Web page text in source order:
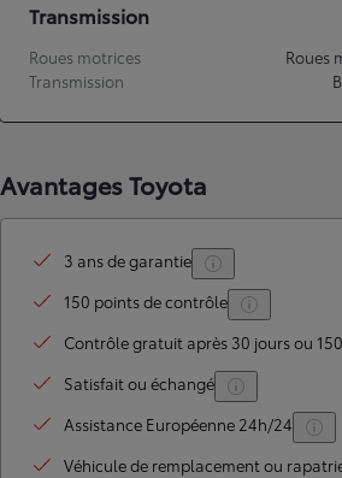
Transmission
Roues motrices
Roues
Transmission
Avantages Toyota
3 ans de garantie
150 points de contrôle
Contrôle gratuit après 30 jours ou
Satisfait ou échangé
Assistance Européenne 24h/24
Véhicule de remplacement ou